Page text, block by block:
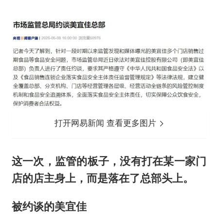
打开网易新闻 查看更多图片
这一次，监管的板子，没有打在某一家门
店的店主身上，而是落在了总部头上。
被约谈的美宜佳